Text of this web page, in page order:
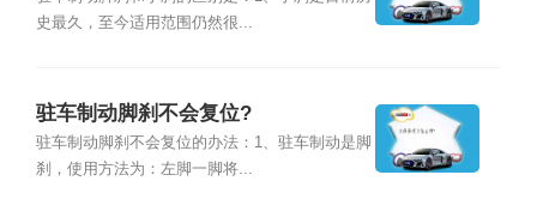
史最久，至今适用范围仍然很...
驻车制动脚刹不会复位?
驻车制动脚刹不会复位的办法：1、驻车制动是脚
刹，使用方法为：左脚一脚将...